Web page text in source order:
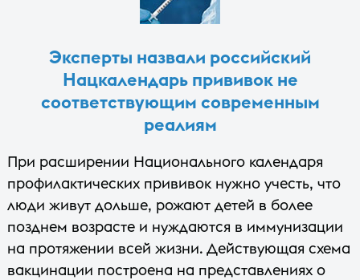
Эксперты назвали российский
Нацкалендарь прививок не
соответствующим современным
реалиям
При расширении Национального календаря
профилактических прививок нужно учесть, что
люди живут дольше, рожают детей в более
позднем возрасте и нуждаются в иммунизации
на протяжении всей жизни. Действующая схема
вакцинации построена на представлениях о